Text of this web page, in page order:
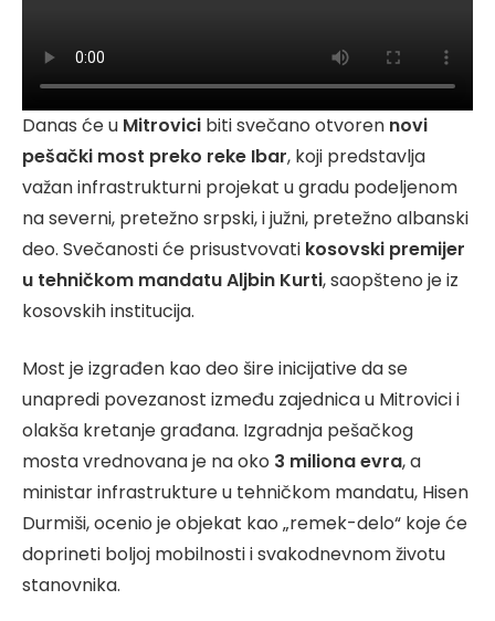
Danas će u Mitrovici biti svečano otvoren novi
pešački most preko reke Ibar, koji predstavlja
važan infrastrukturni projekat u gradu podeljenom
na severni, pretežno srpski, i južni, pretežno albanski
deo. Svečanosti će prisustvovati kosovski premijer
u tehničkom mandatu Aljbin Kurti, saopšteno je iz
kosovskih institucija.
Most je izgrađen kao deo šire inicijative da se
unapredi povezanost između zajednica u Mitrovici i
olakša kretanje građana. Izgradnja pešačkog
mosta vrednovana je na oko 3 miliona evra, a
ministar infrastrukture u tehničkom mandatu, Hisen
Durmiši, ocenio je objekat kao „remek-delo“ koje će
doprineti boljoj mobilnosti i svakodnevnom životu
stanovnika.